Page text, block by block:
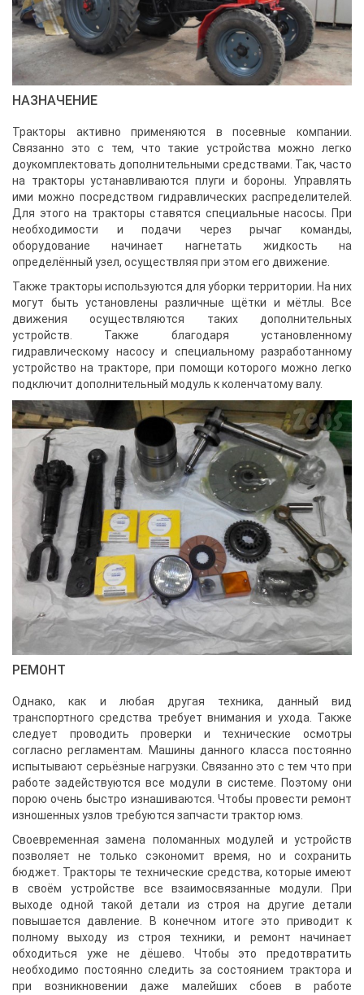
НАЗНАЧЕНИЕ
Тракторы активно применяются в посевные компании.
Связанно это с тем, что такие устройства можно легко
доукомплектовать дополнительными средствами. Так, часто
на тракторы устанавливаются плуги и бороны. Управлять
ими можно посредством гидравлических распределителей.
Для этого на тракторы ставятся специальные насосы. При
необходимости и подачи через рычаг команды,
оборудование начинает нагнетать жидкость на
определённый узел, осуществляя при этом его движение.
Также тракторы используются для уборки территории. На них
могут быть установлены различные щётки и мётлы. Все
движения осуществляются таких дополнительных
устройств. Также благодаря установленному
гидравлическому насосу и специальному разработанному
устройство на тракторе, при помощи которого можно легко
подключит дополнительный модуль к коленчатому валу.
РЕМОНТ
Однако, как и любая другая техника, данный вид
транспортного средства требует внимания и ухода. Также
следует проводить проверки и технические осмотры
согласно регламентам. Машины данного класса постоянно
испытывают серьёзные нагрузки. Связанно это с тем что при
работе задействуются все модули в системе. Поэтому они
порою очень быстро изнашиваются. Чтобы провести ремонт
изношенных узлов требуются запчасти трактор юмз.
Своевременная замена поломанных модулей и устройств
позволяет не только сэкономит время, но и сохранить
бюджет. Тракторы те технические средства, которые имеют
в своём устройстве все взаимосвязанные модули. При
выходе одной такой детали из строя на другие детали
повышается давление. В конечном итоге это приводит к
полному выходу из строя техники, и ремонт начинает
обходиться уже не дёшево. Чтобы это предотвратить
необходимо постоянно следить за состоянием трактора и
при возникновении даже малейших сбоев в работе